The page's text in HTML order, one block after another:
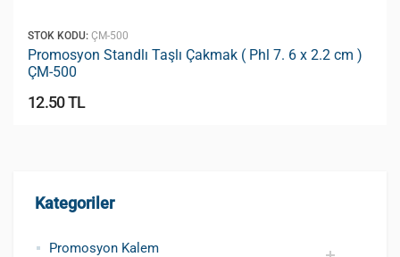
Kategoriler
Promosyon Kalem
STOK KODU: ÇM-500
Promosyon Standlı Taşlı Çakmak ( Phl 7. 6 x 2.2 cm )
ÇM-500
12.50 TL